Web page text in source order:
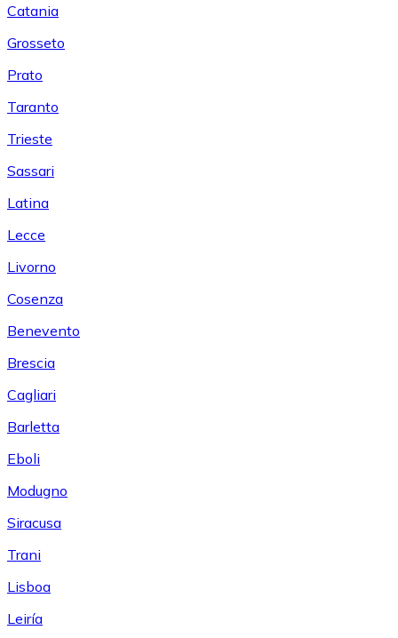
Catania
Grosseto
Prato
Taranto
Trieste
Sassari
Latina
Lecce
Livorno
Cosenza
Benevento
Brescia
Cagliari
Barletta
Eboli
Modugno
Siracusa
Trani
Lisboa
Leiría